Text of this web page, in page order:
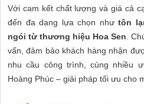
Với cam kết chất lượng và giá cả
đến đa dạng lựa chọn như tôn
ngói từ thương hiệu Hoa Sen .
vấn, đảm bảo khách hàng nhận
nhu cầu công trình, cùng nhiều
Hoàng Phúc – giải pháp tối ưu cho